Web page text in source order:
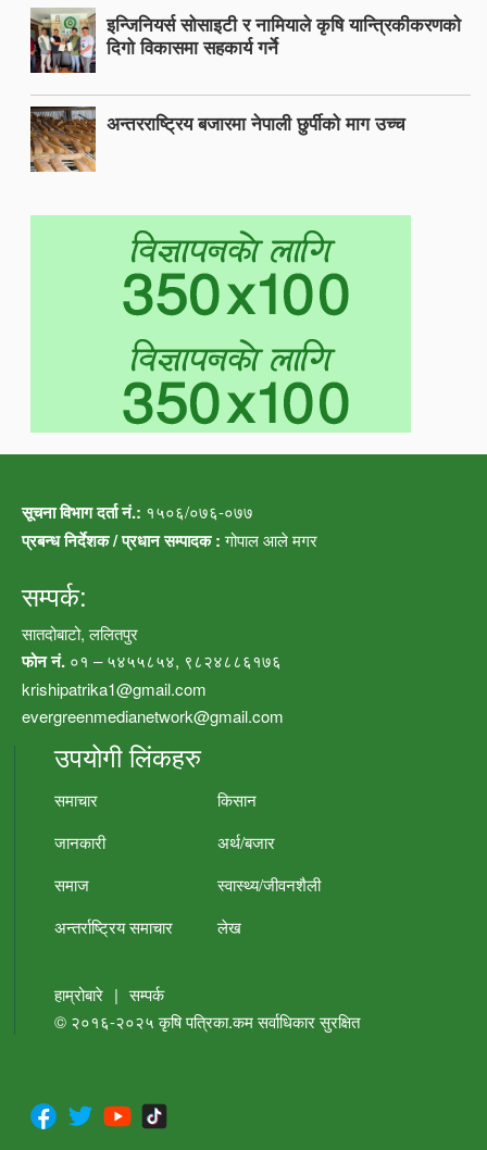
इन्जिनियर्स सोसाइटी र नामियाले कृषि यान्त्रिकीकरणको
दिगो विकासमा सहकार्य गर्ने
अन्तरराष्ट्रिय बजारमा नेपाली छुर्पीको माग उच्च
सूचना विभाग दर्ता नं.: १५०६/०७६-०७७
प्रबन्ध निर्देशक / प्रधान सम्पादक :गोपाल आले मगर
सम्पर्क:
सातदोबाटो, ललितपुर
फोन नं. ०१ – ५४५५८५४, ९८२४८८६१७६
krishipatrika1@gmail.com
evergreenmedianetwork@gmail.com
उपयोगी लिंकहरु
समाचार
किसान
जानकारी
अर्थ/बजार
समाज
स्वास्थ्य/जीवनशैली
अन्तर्राष्ट्रिय समाचार
लेख
हाम्रोबारे | सम्पर्क
© २०१६-२०२५कृषि पत्रिका.कमसर्वाधिकार सुरक्षित